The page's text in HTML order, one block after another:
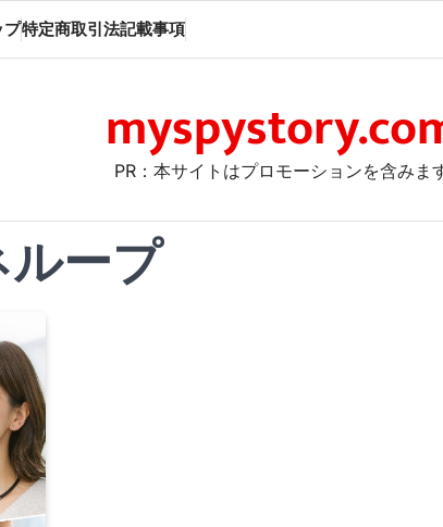
プ特定商取引法記載事項
PR：本サイトはプロモーションを含みま
ループ